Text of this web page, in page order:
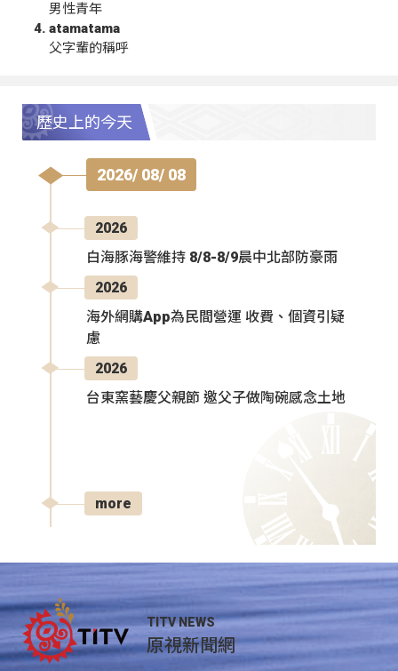
男性青年
atamatama
父字輩的稱呼
歷史上的今天
2026/ 08/ 08
2026
白海豚海警維持 8/8-8/9晨中北部防豪雨
2026
海外網購App為民間營運 收費、個資引疑
慮
2026
台東窯藝慶父親節 邀父子做陶碗感念土地
more
TITV NEWS
原視新聞網